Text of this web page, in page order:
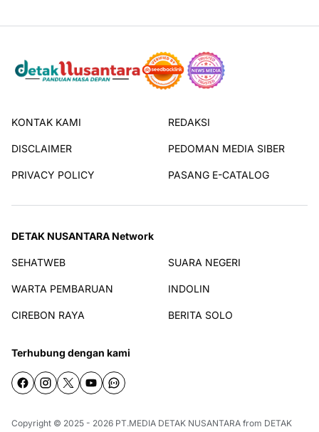
KONTAK KAMI REDAKSI
DISCLAIMER PEDOMAN MEDIA SIBER
PRIVACY POLICY PASANG E-CATALOG
DETAK NUSANTARA Network
SEHATWEB SUARA NEGERI
WARTA PEMBARUAN INDOLIN
CIREBON RAYA BERITA SOLO
Terhubung dengan kami
Copyright © 2025 - 2026 PT.MEDIA DETAK NUSANTARA from DETAK